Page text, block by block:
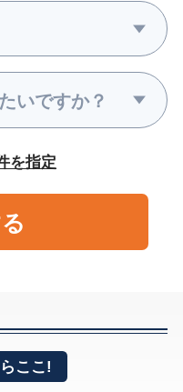
いですか？
を指定
ここ!